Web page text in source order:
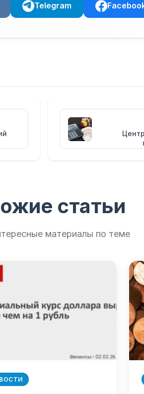
Telegram
статьи
материалы по теме